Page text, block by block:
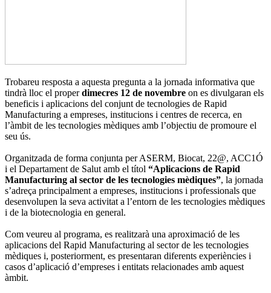
Trobareu resposta a aquesta pregunta a la jornada informativa que
tindrà lloc el properdimecres 12 de novembre on es divulgaran els
beneficis i aplicacions del conjunt de tecnologies de Rapid
Manufacturing a empreses, institucions i centres de recerca, en
l’àmbit de les tecnologies mèdiques amb l’objectiu de promoure el
seu ús.
Organitzada de forma conjunta per ASERM, Biocat, 22@, ACC1Ó
i el Departament de Salut amb el títol “Aplicacions de Rapid
Manufacturing al sector de les tecnologies mèdiques”, la jornada
s’adreça principalment a empreses, institucions i professionals que
desenvolupen la seva activitat a l’entorn de les tecnologies mèdiques
i de la biotecnologia en general.
Com veureu al programa, es realitzarà una aproximació de les
aplicacions del Rapid Manufacturing al sector de les tecnologies
mèdiques i, posteriorment, es presentaran diferents experiències i
casos d’aplicació d’empreses i entitats relacionades amb aquest
àmbit.